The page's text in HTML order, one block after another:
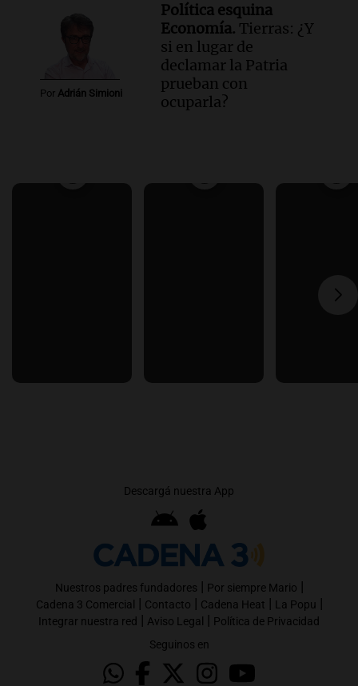
Por Adrián Simioni
Política esquina
Economía. Tierras: ¿Y
si en lugar de
declamar la Patria
prueban con
ocuparla?
Descargá nuestra App
Nuestros padres fundadores | Por siempre Mario |
Cadena 3 Comercial | Contacto | Cadena Heat | La Popu |
Integrar nuestra red | Aviso Legal | Política de Privacidad
Seguinos en